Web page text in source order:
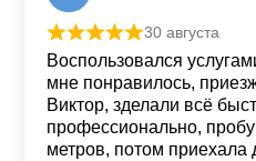
Оценка из 5
30 августа
Воспользовался
мне понравилось,
Виктор, зделали всё
профессионально,
метров, потом приехала